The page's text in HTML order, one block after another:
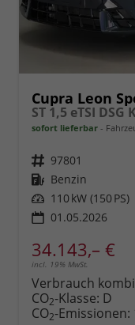
Cupra Leon
ST 1,5 eTSI DSG
sofort lieferbar
Fahrzeugnr. 97801
Kraftstoff Benzin
Leistung 110 kW (150 PS)
01.05.2026
34.143,– €
incl. 19% MwSt.
Verbrauch
CO2-Klasse: D
CO2-Emissionen: